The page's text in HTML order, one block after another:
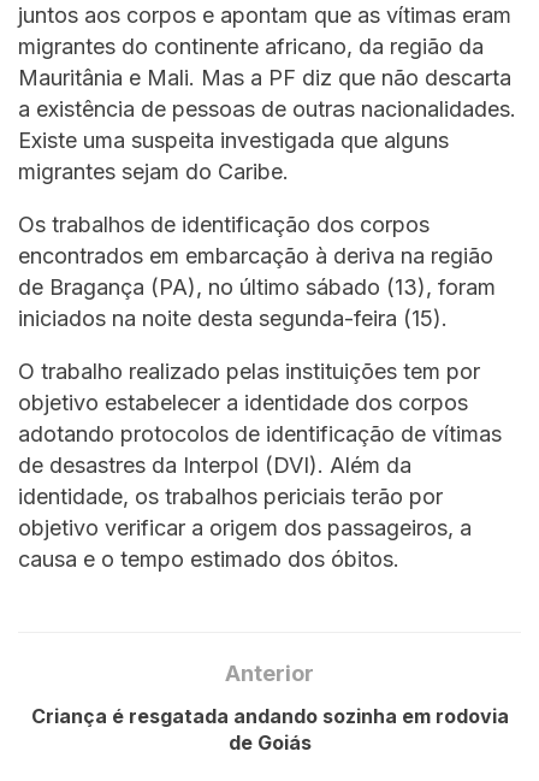
juntos aos corpos e apontam que as vítimas eram
migrantes do continente africano, da região da
Mauritânia e Mali. Mas a PF diz que não descarta
a existência de pessoas de outras nacionalidades.
Existe uma suspeita investigada que alguns
migrantes sejam do Caribe.
Os trabalhos de identificação dos corpos
encontrados em embarcação à deriva na região
de Bragança (PA), no último sábado (13), foram
iniciados na noite desta segunda-feira (15).
O trabalho realizado pelas instituições tem por
objetivo estabelecer a identidade dos corpos
adotando protocolos de identificação de vítimas
de desastres da Interpol (DVI). Além da
identidade, os trabalhos periciais terão por
objetivo verificar a origem dos passageiros, a
causa e o tempo estimado dos óbitos.
Anterior
Criança é resgatada andando sozinha em rodovia
de Goiás